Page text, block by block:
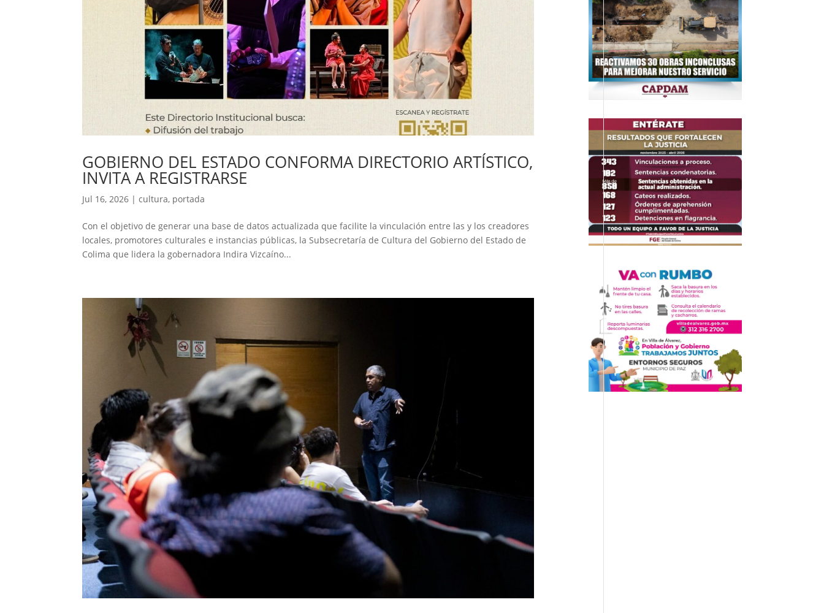
GOBIERNO DEL ESTADO CONFORMA DIRECTORIO ARTÍSTICO,
INVITA A REGISTRARSE
Jul 16, 2026 |cultura, portada
Con el objetivo de generar una base de datos actualizada que facilite la vinculación entre las y los creadores
locales, promotores culturales e instancias públicas, la Subsecretaría de Cultura del Gobierno del Estado de
Colima que lidera la gobernadora Indira Vizcaíno...